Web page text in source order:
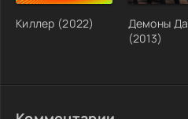
Киллер (2022)
Демоны
(2013)